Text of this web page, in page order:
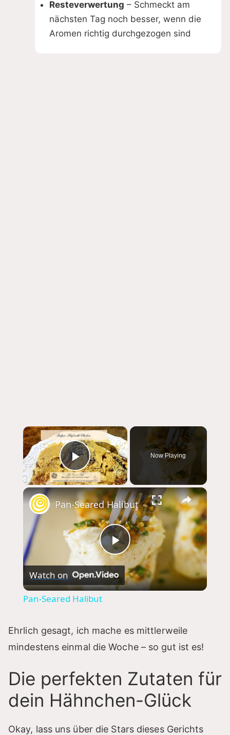
Resteverwertung – Schmeckt am
nächsten Tag noch besser, wenn die
Aromen richtig durchgezogen sind
×
Play Video
Now Playing
×
P
l
y
V
i
Pan-Seared Halibut
Watch on
Pan-Seared Halibut
Ehrlich gesagt, ich mache es mittlerweile
mindestens einmal die Woche – so gut ist es!
Die perfekten Zutaten für
dein Hähnchen-Glück
Okay, lass uns über die Stars dieses Gerichts